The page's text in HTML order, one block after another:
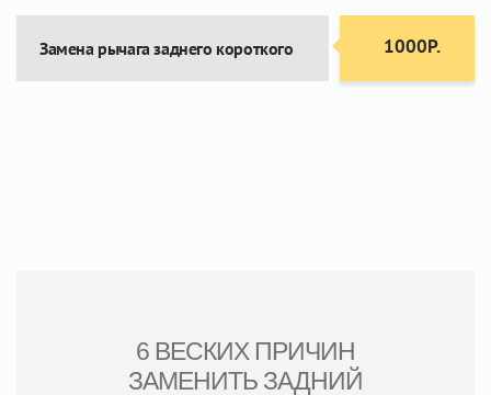
Замена рычага заднего короткого 1000Р.
6 ВЕСКИХ ПРИЧИН
ЗАМЕНИТЬ ЗАДНИЙ